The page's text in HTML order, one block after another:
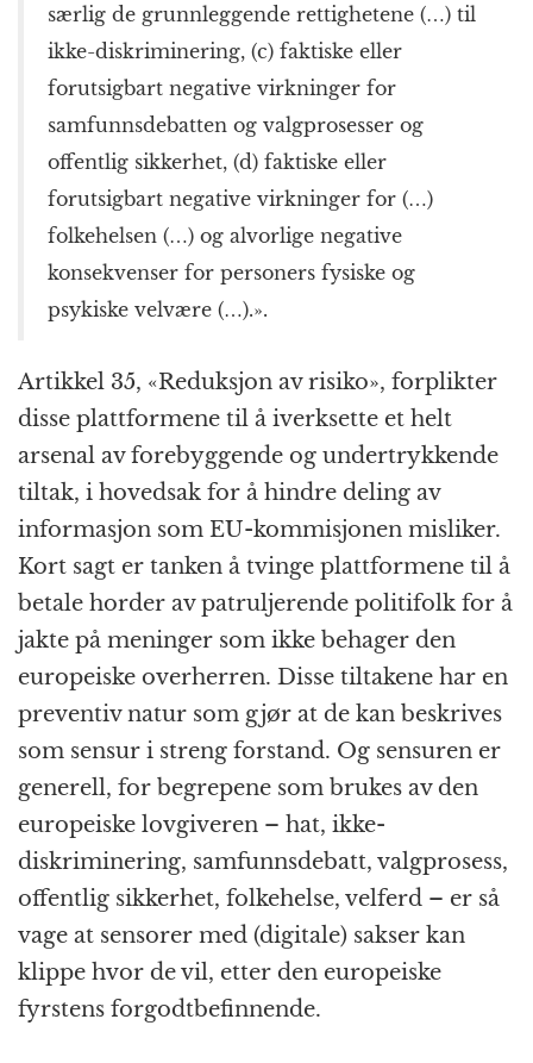
særlig de grunnleggende rettighetene (…) til
ikke-diskriminering, (c) faktiske eller
forutsigbart negative virkninger for
samfunnsdebatten og valgprosesser og
offentlig sikkerhet, (d) faktiske eller
forutsigbart negative virkninger for (…)
folkehelsen (…) og alvorlige negative
konsekvenser for personers fysiske og
psykiske velvære (…).».
Artikkel 35, «Reduksjon av risiko», forplikter
disse plattformene til å iverksette et helt
arsenal av forebyggende og undertrykkende
tiltak, i hovedsak for å hindre deling av
informasjon som EU-kommisjonen misliker.
Kort sagt er tanken å tvinge plattformene til å
betale horder av patruljerende politifolk for å
jakte på meninger som ikke behager den
europeiske overherren. Disse tiltakene har en
preventiv natur som gjør at de kan beskrives
som sensur i streng forstand. Og sensuren er
generell, for begrepene som brukes av den
europeiske lovgiveren – hat, ikke-
diskriminering, samfunnsdebatt, valgprosess,
offentlig sikkerhet, folkehelse, velferd – er så
vage at sensorer med (digitale) sakser kan
klippe hvor de vil, etter den europeiske
fyrstens forgodtbefinnende.